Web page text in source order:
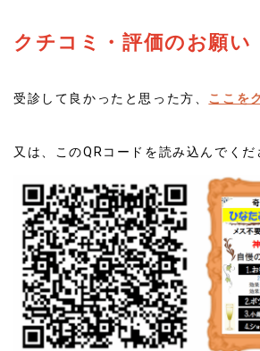
クチコミ・評価のお願い
受診して良かったと思った方、 ここを
又は、このQRコードを読み込んでくだ